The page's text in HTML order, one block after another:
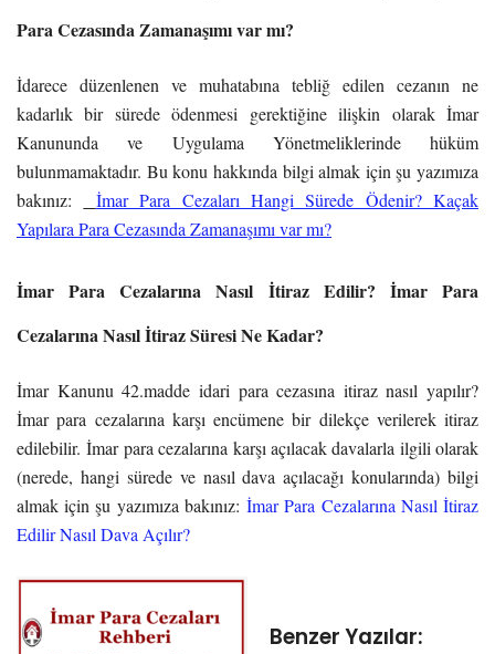
Para Cezasında Zamanaşımı var mı?
İdarece düzenlenen ve muhatabına tebliğ edilen cezanın ne
kadarlık bir sürede ödenmesi gerektiğine ilişkin olarak İmar
Kanununda ve Uygulama Yönetmeliklerinde hüküm
bulunmamaktadır. Bu konu hakkında bilgi almak için şu yazımıza
bakınız:
İmar Para Cezaları Hangi Sürede Ödenir? Kaçak
Yapılara Para Cezasında Zamanaşımı var mı?
İmar Para Cezalarına Nasıl İtiraz Edilir? İmar Para
Cezalarına Nasıl İtiraz Süresi Ne Kadar?
İmar Kanunu 42.madde idari para cezasına itiraz nasıl yapılır?
İmar para cezalarına karşı encümene bir dilekçe verilerek itiraz
edilebilir. İmar para cezalarına karşı açılacak davalarla ilgili olarak
(nerede, hangi sürede ve nasıl dava açılacağı konularında) bilgi
almak için şu yazımıza bakınız:İmar Para Cezalarına Nasıl İtiraz
Edilir Nasıl Dava Açılır?
Benzer Yazılar: